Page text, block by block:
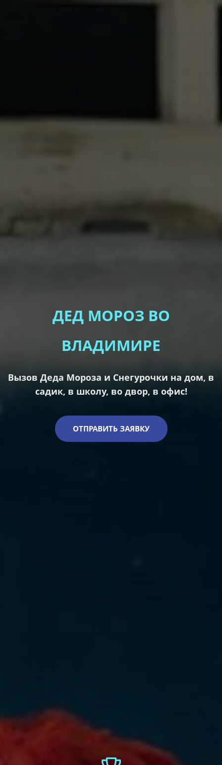
ДЕД МОРОЗ ВО
ВЛАДИМИРЕ
Вызов Деда Мороза и Снегурочки на дом, в
садик, в школу, во двор, в офис!
ОТПРАВИТЬ ЗАЯВКУ